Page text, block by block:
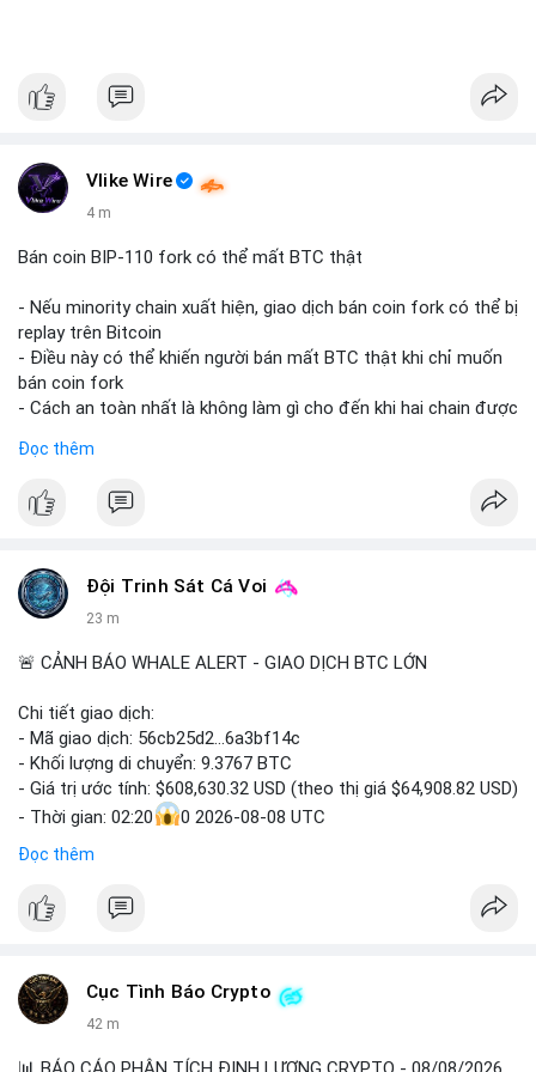
Vlike Wire
4 m
Bán coin BIP-110 fork có thể mất BTC thật
- Nếu minority chain xuất hiện, giao dịch bán coin fork có thể bị
replay trên Bitcoin
- Điều này có thể khiến người bán mất BTC thật khi chỉ muốn
bán coin fork
- Cách an toàn nhất là không làm gì cho đến khi hai chain được
-#binancesquare
$btc
📰 Nguồn: CoinDesk
Đọc thêm
Đội Trinh Sát Cá Voi
23 m
🚨 CẢNH BÁO WHALE ALERT - GIAO DỊCH BTC LỚN
Chi tiết giao dịch:
- Mã giao dịch: 56cb25d2...6a3bf14c
- Khối lượng di chuyển: 9.3767 BTC
- Giá trị ước tính: $608,630.32 USD (theo thị giá $64,908.82 USD)
- Thời gian: 02:20
0 2026-08-08 UTC
Nhận định phân tích:
Giao dịch gần 610 nghìn USD được thực hiện trong khung giờ
sáng sớm, thời điểm thanh khoản mỏng, cho thấy chủ ví ưu
giữa các ví nóng hoặc chuyển sang ví lạnh để tích lũy dài hạn,
thay vì hành động bán tháo. Tuy nhiên, nếu dòng tiền này đổ
Đọc thêm
Cục Tình Báo Crypto
42 m